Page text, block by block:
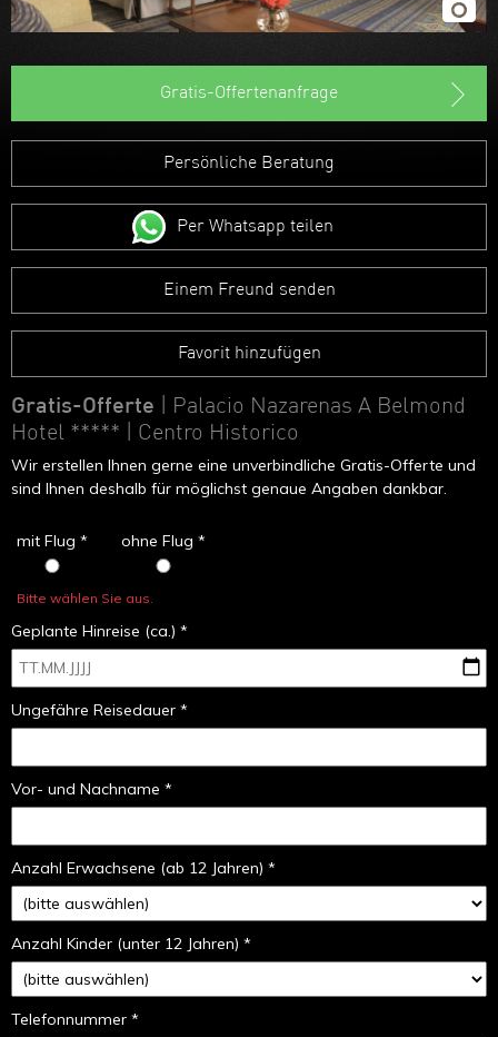
Gratis-Offertenanfrage
Persönliche Beratung
Per Whatsapp teilen
Einem Freund senden
Favorit hinzufügen
Gratis-Offerte | Palacio Nazarenas A Belmond
Hotel *****
| Centro Historico
Wir erstellen Ihnen gerne eine unverbindliche Gratis-Offerte und
sind Ihnen deshalb für möglichst genaue Angaben dankbar.
mit Flug * ohne Flug *
Bitte wählen Sie aus.
Geplante Hinreise (ca.) *
Ungefähre Reisedauer *
Vor- und Nachname *
Anzahl Erwachsene (ab 12 Jahren) *
Anzahl Kinder (unter 12 Jahren) *
Telefonnummer *